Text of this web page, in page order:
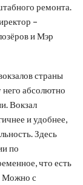
ремонта.
–
и Мэр
страны
абсолютно
Вокзал
и удобнее,
Здесь
по
что есть
Можно с